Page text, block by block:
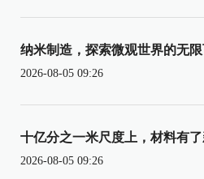
纳米制造，探索微观世界的无
2026-08-05 09:26
十亿分之一米尺度上，材料有
2026-08-05 09:26